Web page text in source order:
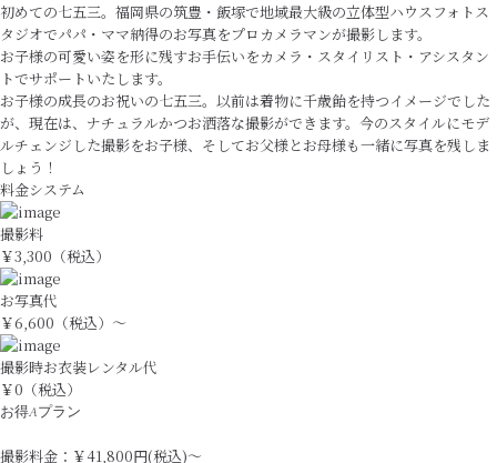
初めての七五三。福岡県の筑豊・飯塚で地域最大級の立体型ハウスフォトス
タジオでパパ・ママ納得のお写真をプロカメラマンが撮影します。
お子様の可愛い姿を形に残すお手伝いをカメラ・スタイリスト・アシスタン
トでサポートいたします。
お子様の成長のお祝いの七五三。以前は着物に千歳飴を持つイメージでした
が、現在は、ナチュラルかつお洒落な撮影ができます。今のスタイルにモデ
ルチェンジした撮影をお子様、そしてお父様とお母様も一緒に写真を残しま
しょう！
料金システム
撮影料
￥3,300（税込）
お写真代
￥6,600（税込）～
撮影時お衣装レンタル代
￥0（税込）
お得Aプラン
撮影料金：￥41,800円(税込)〜